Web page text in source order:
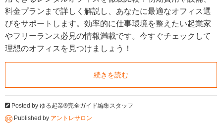
料金プランまで詳しく解説し、あなたに最適なオフィス選
びをサポートします。効率的に仕事環境を整えたい起業家
やフリーランス必見の情報満載です。今すぐチェックして
理想のオフィスを見つけましょう！
続きを読む
Posted by ゆる起業®完全ガイド編集スタッフ
Published by アントレサロン